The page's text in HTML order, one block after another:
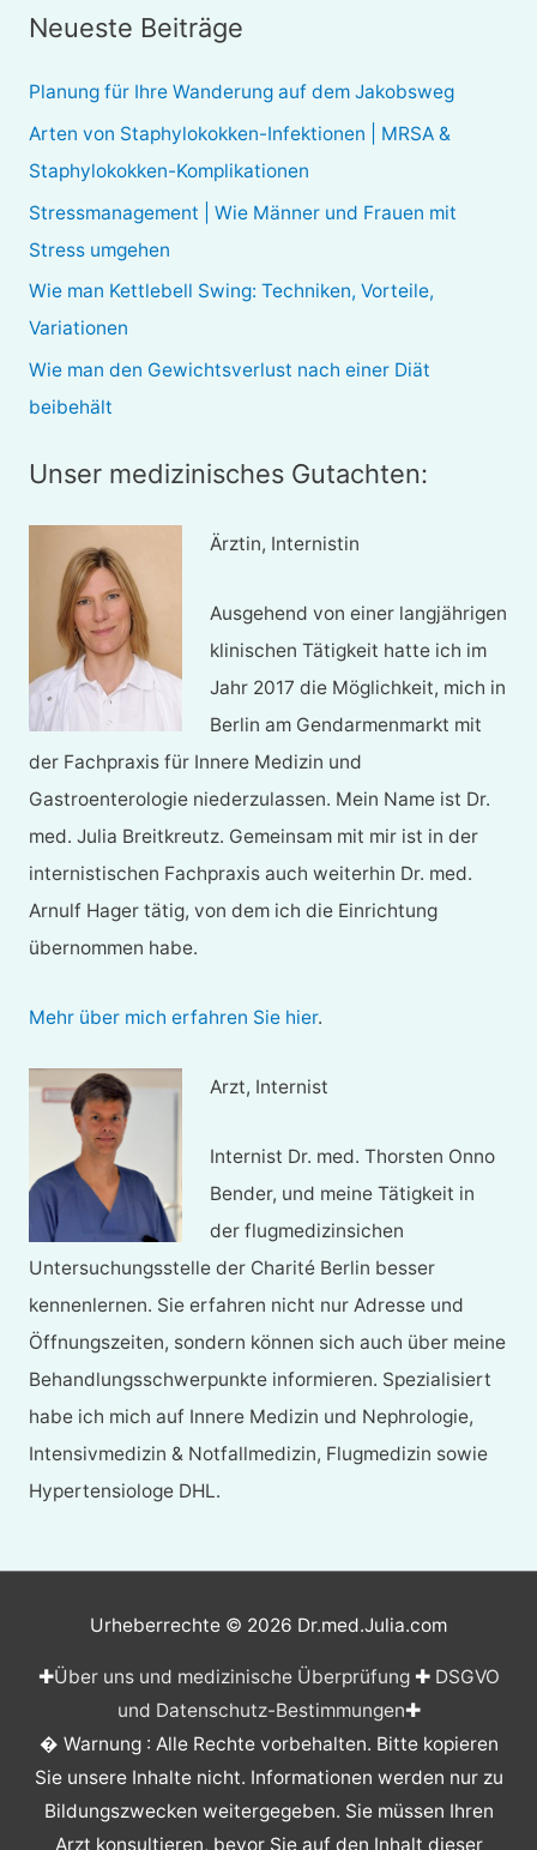
e
Neueste Beiträge
Planung für Ihre Wanderung auf dem Jakobsweg
Arten von Staphylokokken-Infektionen | MRSA &
Staphylokokken-Komplikationen
Stressmanagement | Wie Männer und Frauen mit
Stress umgehen
Wie man Kettlebell Swing: Techniken, Vorteile,
Variationen
Wie man den Gewichtsverlust nach einer Diät
beibehält
Unser medizinisches Gutachten:
Ärztin, Internistin
Ausgehend von einer langjährigen
klinischen Tätigkeit hatte ich im
Jahr 2017 die Möglichkeit, mich in
Berlin am Gendarmenmarkt mit
der Fachpraxis für Innere Medizin und
Gastroenterologie niederzulassen. Mein Name ist Dr.
med. Julia Breitkreutz. Gemeinsam mit mir ist in der
internistischen Fachpraxis auch weiterhin Dr. med.
Arnulf Hager tätig, von dem ich die Einrichtung
übernommen habe.
Mehr über mich erfahren Sie hier.
Arzt, Internist
Internist Dr. med. Thorsten Onno
Bender, und meine Tätigkeit in
der flugmedizinsichen
Untersuchungsstelle der Charité Berlin besser
kennenlernen. Sie erfahren nicht nur Adresse und
Öffnungszeiten, sondern können sich auch über meine
Behandlungsschwerpunkte informieren. Spezialisiert
habe ich mich auf Innere Medizin und Nephrologie,
Intensivmedizin & Notfallmedizin, Flugmedizin sowie
Hypertensiologe DHL.
Urheberrechte © 2026 Dr.med.Julia.com
✚Über uns und medizinische Überprüfung✚ DSGVO
und Datenschutz-Bestimmungen✚
� Warnung : Alle Rechte vorbehalten. Bitte kopieren
Sie unsere Inhalte nicht. Informationen werden nur zu
Bildungszwecken weitergegeben. Sie müssen Ihren
Arzt konsultieren, bevor Sie auf den Inhalt dieser